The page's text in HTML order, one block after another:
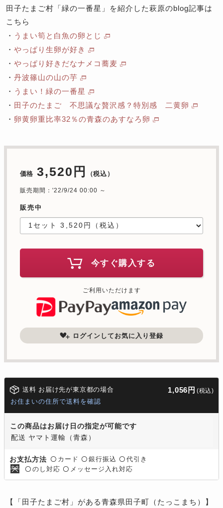
田子たまご村「緑の一番星」を紹介した萩原のblog記事は
こちら
・ うまい筍と白魚の卵とじ
・ やっぱり生卵が好き
・ やっぱり好きだなナメコ蕎麦
・ 丹波篠山の山の芋
・ うまい！緑の一番星
・ 田子のたまご 不思議な贅沢感？特別感 二黄卵
・ 卵黄卵重比率32％の青森のあすなろ卵
価格 3,520円 （税込）
販売期間：'22/9/24 00:00 ～
販売中
今すぐ購入する
ご利用いただけます
ログインしてお気に入り登録
送料 お届け先が東京都の場合 1,056円 (税込)
お住まいの住所で送料を確認
この商品はお届け日の指定が可能です
配送 ヤマト運輸（青森）
お支払方法 〇 カード 〇 銀行振込 〇 代引き
〇 のし対応 〇 メッセージ入れ対応
【「田子たまご村」がある青森県田子町（たっこまち）】